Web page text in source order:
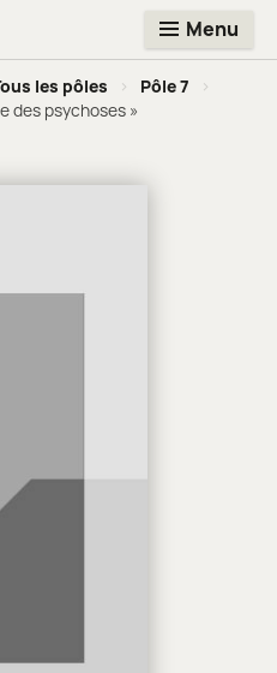
Menu
les pôles > Pôle 7
>
des psychoses »